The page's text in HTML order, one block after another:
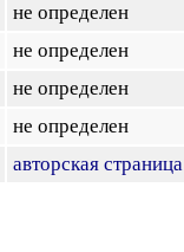
не определен
не определен
не определен
не определен
авторская страница